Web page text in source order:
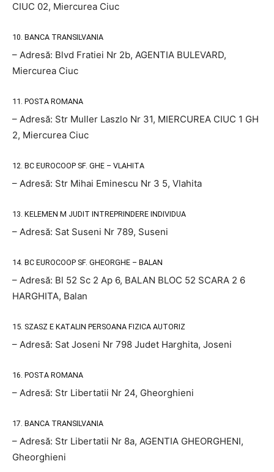
CIUC 02, Miercurea Ciuc
10. BANCA TRANSILVANIA
– Adresă: Blvd Fratiei Nr 2b, AGENTIA BULEVARD,
Miercurea Ciuc
11. POSTA ROMANA
– Adresă: Str Muller Laszlo Nr 31, MIERCUREA CIUC 1 GH
2, Miercurea Ciuc
12. BC EUROCOOP SF. GHE – VLAHITA
– Adresă: Str Mihai Eminescu Nr 3 5, Vlahita
13. KELEMEN M JUDIT INTREPRINDERE INDIVIDUA
– Adresă: Sat Suseni Nr 789, Suseni
14. BC EUROCOOP SF. GHEORGHE – BALAN
– Adresă: Bl 52 Sc 2 Ap 6, BALAN BLOC 52 SCARA 2 6
HARGHITA, Balan
15. SZASZ E KATALIN PERSOANA FIZICA AUTORIZ
– Adresă: Sat Joseni Nr 798 Judet Harghita, Joseni
16. POSTA ROMANA
– Adresă: Str Libertatii Nr 24, Gheorghieni
17. BANCA TRANSILVANIA
– Adresă: Str Libertatii Nr 8a, AGENTIA GHEORGHENI,
Gheorghieni